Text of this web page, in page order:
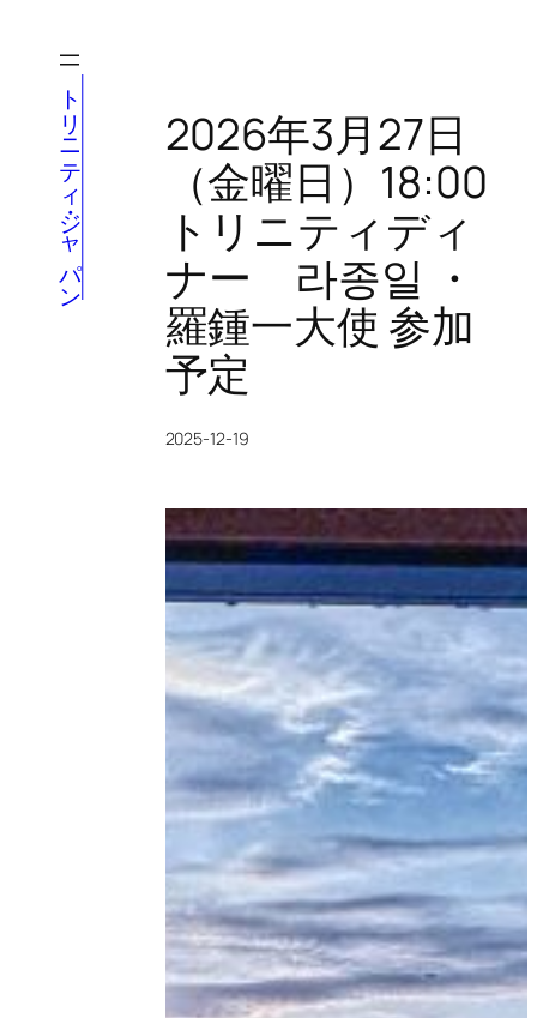
トリニティ・ジャパン
2026年3月27日
（金曜日）18:00
トリニティディ
ナー 라종일 ・
羅鍾一大使 参加
予定
2025-12-19